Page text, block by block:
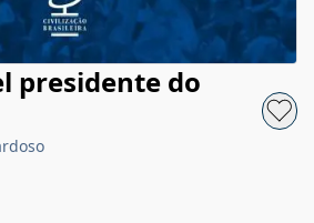
presidente do